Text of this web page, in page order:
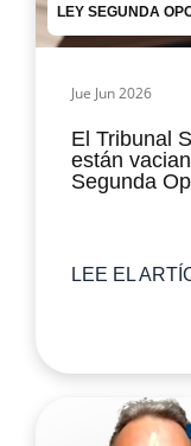
LEY SEGUNDA
Jue Jun 2026
El Tribunal
están
Segunda
LEE EL